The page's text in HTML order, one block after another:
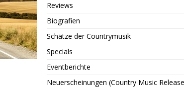
Reviews
Biografien
Schätze der Countrymusik
Specials
Eventberichte
Neuerscheinungen (Country Music